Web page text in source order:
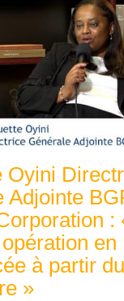
Oyini
Adjointe
:
en
à partir
»